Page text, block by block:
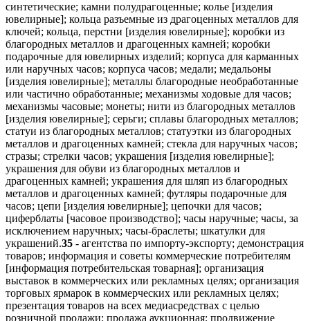
синтетические; камни полудрагоценные; колье [изделия
ювелирные]; кольца разъемные из драгоценных металлов для
ключей; кольца, перстни [изделия ювелирные]; коробки из
благородных металлов и драгоценных камней; коробки
подарочные для ювелирных изделий; корпуса для карманных
или наручных часов; корпуса часов; медали; медальоны
[изделия ювелирные]; металлы благородные необработанные
или частично обработанные; механизмы ходовые для часов;
механизмы часовые; монеты; нити из благородных металлов
[изделия ювелирные]; серьги; сплавы благородных металлов;
статуи из благородных металлов; статуэтки из благородных
металлов и драгоценных камней; стекла для наручных часов;
стразы; стрелки часов; украшения [изделия ювелирные];
украшения для обуви из благородных металлов и
драгоценных камней; украшения для шляп из благородных
металлов и драгоценных камней; футляры подарочные для
часов; цепи [изделия ювелирные]; цепочки для часов;
циферблаты [часовое производство]; часы наручные; часы, за
исключением наручных; часы-браслеты; шкатулки для
украшений.35 - агентства по импорту-экспорту; демонстрация
товаров; информация и советы коммерческие потребителям
[информация потребительская товарная]; организация
выставок в коммерческих или рекламных целях; организация
торговых ярмарок в коммерческих или рекламных целях;
презентация товаров на всех медиасредствах с целью
розничной продажи; продажа аукционная; продвижение